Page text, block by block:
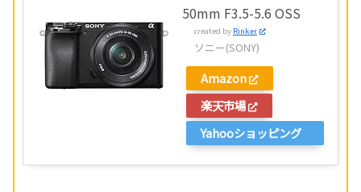
50mm F3.5-5.6 OSS
created by Rinker
ソニー(SONY)
Amazon
楽天市場
Yahooショッピング